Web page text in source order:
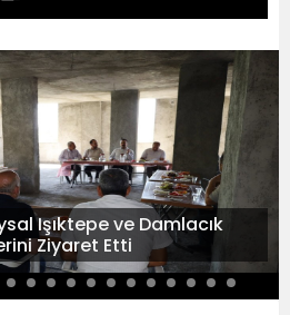
Işıktepe ve Damlacık
Ziyaret Etti